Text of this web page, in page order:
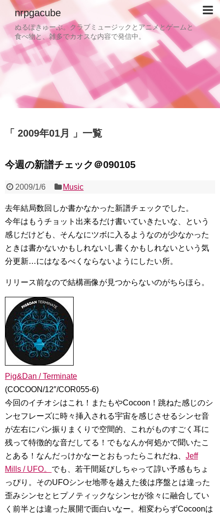
nrpgacube
ぬるぽきゅーぶ。クラブミュージックとアニメとゲームと
食べ物と、雑多でカオスな内容で発信中。
2009年01月 一覧
今週の新譜チェック＠090105
2009/1/6 Music
去年結局数回しか書かなかった新譜チェックでした。
今年はもうチョット出来るだけ書いていきたいな、という
感じだけども、そんなにツボに入るようなのが少なかった
ときは書かないかもしれないし書くかもしれないという気
分更新…にはなるべくならないようにしたい所。
リリース前なので結構画像が見つからないのがちらほら。
Pig&Dan / Terminate
(COCOON/12″/COR055-6)
今回のイチオシはこれ！またもやCocoon！跳ねた感じのシ
ンセフレーズに時々挿入される宇宙を感じさせるシンセ音
が左右にパン振りまくりで空間的、これがものすごく耳に
残って特徴的な音だしてる！でもなんか何処かで聞いたこ
とある！なんだっけかなーとおもったらこれだね、 Jeff
Mills / UFO。 でも、若干間延びしちゃって諄い予感もちょ
っぴり。そのUFOシンセ地帯を越えた後は序盤とは違った
歪みシンセとヒプノティックなシンセが徐々に融合してい
く前半とは違った展開で面白いなー。相変わらずCocoonは